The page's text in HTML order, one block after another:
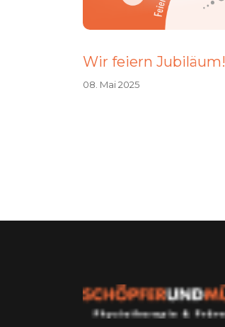
Wir feiern Jubiläum!
08. Mai 2025